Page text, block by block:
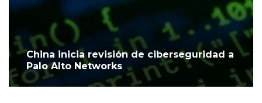
China inicia revisión de ciberseguridad a
Palo Alto Networks